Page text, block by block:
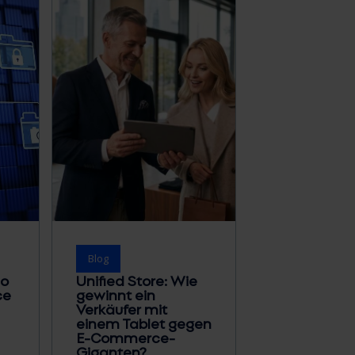
Blog
Unified Store: Wie
gewinnt ein
Verkäufer mit
einem Tablet gegen
E-Commerce-